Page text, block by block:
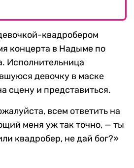
квадробером
концерта в Надыме по
Исполнительница
девочку в маске
сцену и представиться.
всем ответить на
меня уж так точно, — ты
квадробер, не дай бог?»